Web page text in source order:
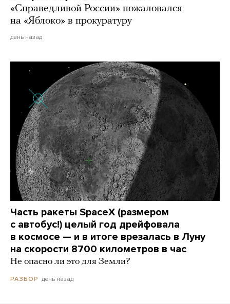
«Справедливой России» пожаловался
на «Яблоко» в прокуратуру
день назад
Часть ракеты SpaceX (размером
с автобус!) целый год дрейфовала
в космосе — и в итоге врезалась в Луну
на скорости 8700 километров в час
Не опасно ли это для Земли?
РАЗБОР день назад